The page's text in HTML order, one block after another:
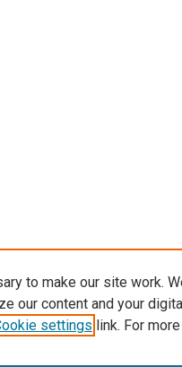
to make our site work.
our content and your
settings link. For